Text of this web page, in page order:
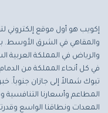
إكويب هو أول موقع إلكتروني
والمقاهي في الشرق الأوسط.
والرياض في المملكة العربية
في كل أنحاء المملكة من
تبوك شمالاً إلى جازان جنوباً.
المطاعم وأسعارنا التنافسية
المعدات ونطاقنا الواسع